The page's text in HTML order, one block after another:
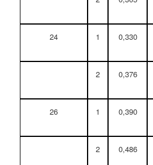
24 1 0,330
2 0,376
26 1 0,390
2 0,486